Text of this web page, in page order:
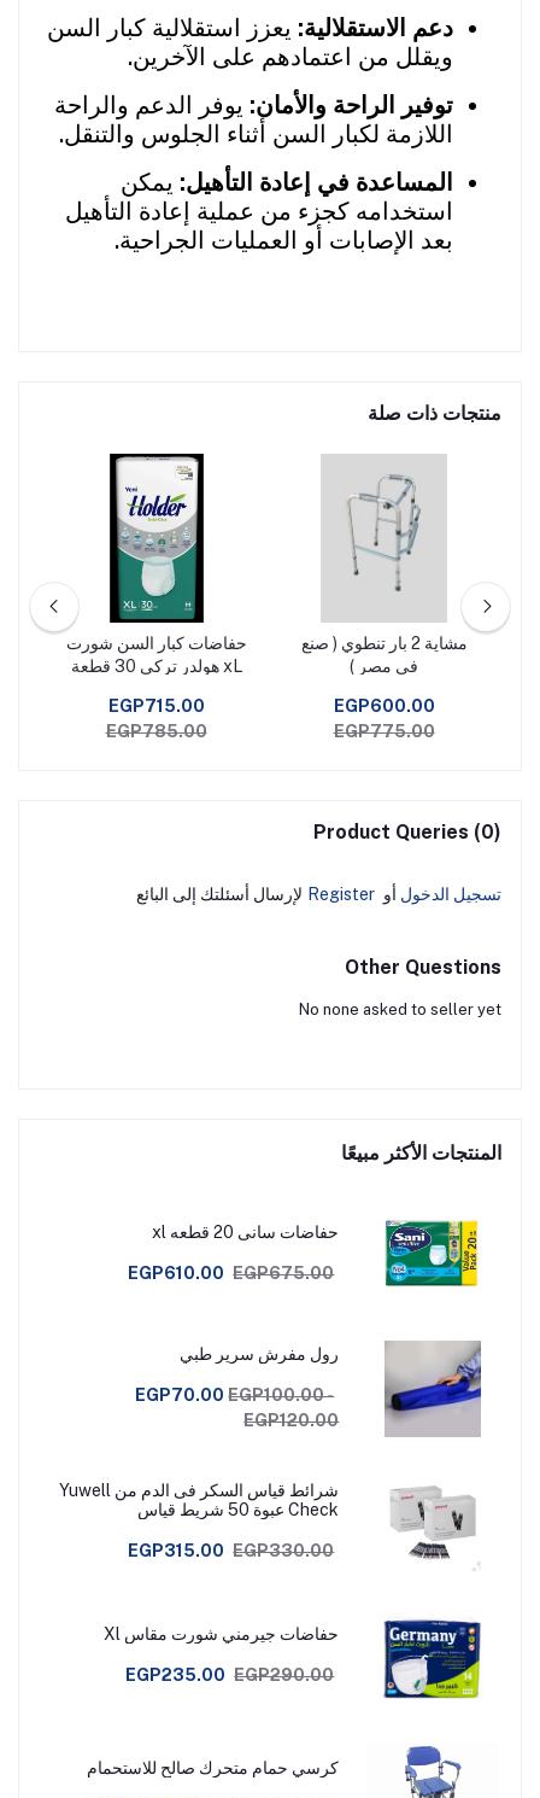
دعم الاستقلالية: يعزز استقلالية كبار السن
ويقلل من اعتمادهم على الآخرين.
توفير الراحة والأمان: يوفر الدعم والراحة
اللازمة لكبار السن أثناء الجلوس والتنقل.
المساعدة في إعادة التأهيل: يمكن
استخدامه كجزء من عملية إعادة التأهيل
بعد الإصابات أو العمليات الجراحية.
منتجات ذات صلة
مشاية 2 بار تنطوي ( صنع
فى مصر )
EGP600.00
EGP775.00
حفاضات كبار السن شورت
xL هولدر تركى 30 قطعة
EGP715.00
EGP785.00
Product Queries (0)
تسجيل الدخول أو Register لإرسال أسئلتك إلى البائع
Other Questions
No none asked to seller yet
المنتجات الأكثر مبيعًا
حفاضات سانى 20 قطعه xl
EGP610.00 EGP675.00
رول مفرش سرير طبي
EGP70.00 EGP100.00 -
EGP120.00
شرائط قياس السكر فى الدم من Yuwell
Check عبوة 50 شريط قياس
EGP315.00 EGP330.00
حفاضات جيرمني شورت مقاس Xl
EGP235.00 EGP290.00
كرسي حمام متحرك صالح للاستحمام